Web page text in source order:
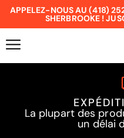
APPELEZ-NOUS AU (418)
SHERBROOKE !
La plupart des
un délai